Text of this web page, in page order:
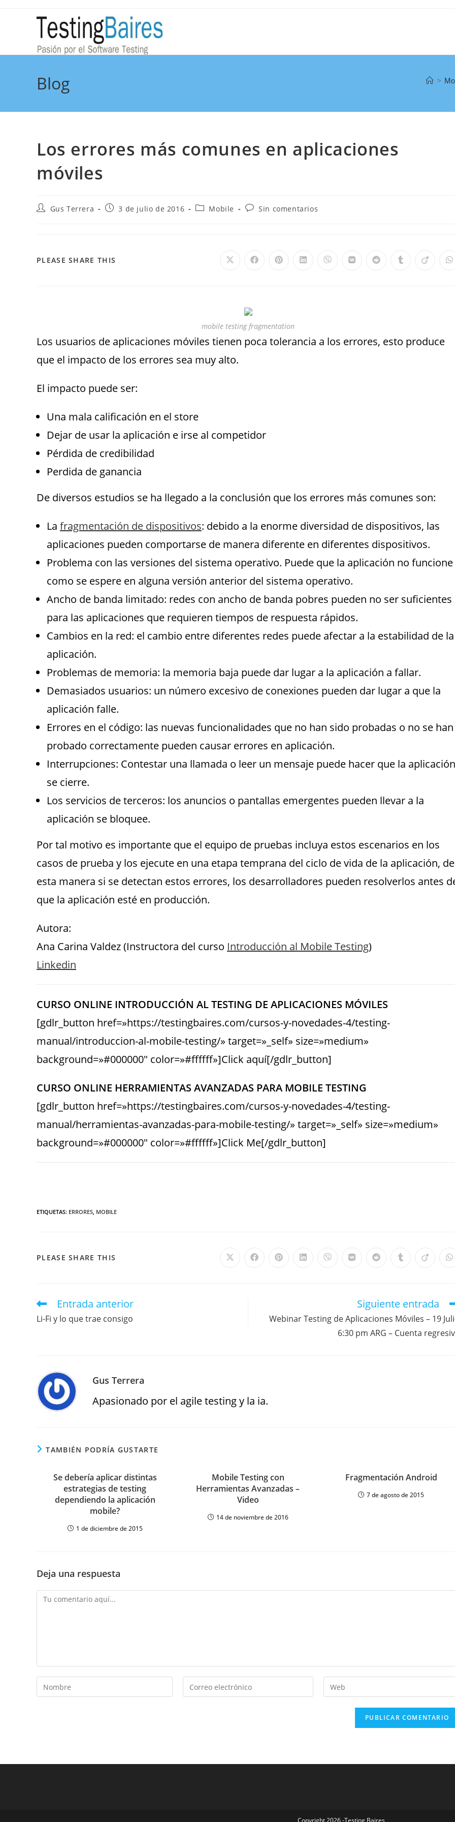
Blog >
Los errores más comunes en aplicaciones
móviles
Gus Terrera 3 de julio de 2016 Mobile Sin comentarios
PLEASE SHARE THIS
mobile testing fragmentation
Los usuarios de aplicaciones móviles tienen poca tolerancia a los errores, esto produce
que el impacto de los errores sea muy alto.
El impacto puede ser:
Una mala calificación en el store
Dejar de usar la aplicación e irse al competidor
Pérdida de credibilidad
Perdida de ganancia
De diversos estudios se ha llegado a la conclusión que los errores más comunes son:
La fragmentación de dispositivos: debido a la enorme diversidad de dispositivos, las
aplicaciones pueden comportarse de manera diferente en diferentes dispositivos.
Problema con las versiones del sistema operativo. Puede que la aplicación no funcione
como se espere en alguna versión anterior del sistema operativo.
Ancho de banda limitado: redes con ancho de banda pobres pueden no ser suficientes
para las aplicaciones que requieren tiempos de respuesta rápidos.
Cambios en la red: el cambio entre diferentes redes puede afectar a la estabilidad de la
aplicación.
Problemas de memoria: la memoria baja puede dar lugar a la aplicación a fallar.
Demasiados usuarios: un número excesivo de conexiones pueden dar lugar a que la
aplicación falle.
Errores en el código: las nuevas funcionalidades que no han sido probadas o no se han
probado correctamente pueden causar errores en aplicación.
Interrupciones: Contestar una llamada o leer un mensaje puede hacer que la aplicación
se cierre.
Los servicios de terceros: los anuncios o pantallas emergentes pueden llevar a la
aplicación se bloquee.
Por tal motivo es importante que el equipo de pruebas incluya estos escenarios en los
casos de prueba y los ejecute en una etapa temprana del ciclo de vida de la aplicación, de
esta manera si se detectan estos errores, los desarrolladores pueden resolverlos antes
que la aplicación esté en producción.
Autora:
Ana Carina Valdez (Instructora del curso Introducción al Mobile Testing)
Linkedin
CURSO ONLINE INTRODUCCIÓN AL TESTING DE APLICACIONES MÓVILES
[gdlr_button href=»https://testingbaires.com/cursos-y-novedades-4/testing-
manual/introduccion-al-mobile-testing/» target=»_self» size=»medium»
background=»#000000″ color=»#ffffff»]Click aquí[/gdlr_button]
CURSO ONLINE HERRAMIENTAS AVANZADAS PARA MOBILE TESTING
[gdlr_button href=»https://testingbaires.com/cursos-y-novedades-4/testing-
manual/herramientas-avanzadas-para-mobile-testing/» target=»_self» size=»medium»
background=»#000000″ color=»#ffffff»]Click Me[/gdlr_button]
ETIQUETAS: ERRORES, MOBILE
PLEASE SHARE THIS
Entrada anterior
Li-Fi y lo que trae consigo
Siguiente entrada
Webinar Testing de Aplicaciones Móviles – 19
6:30 pm ARG – Cuenta
Gus Terrera
Apasionado por el agile testing y la ia.
TAMBIÉN PODRÍA GUSTARTE
Se debería aplicar distintas
estrategias de testing
dependiendo la aplicación
mobile?
1 de diciembre de 2015
Mobile Testing con
Herramientas Avanzadas –
Video
14 de noviembre de 2016
Fragmentación Android
7 de agosto de 2015
Deja una respuesta
Copyright 2026 -Testing Baires